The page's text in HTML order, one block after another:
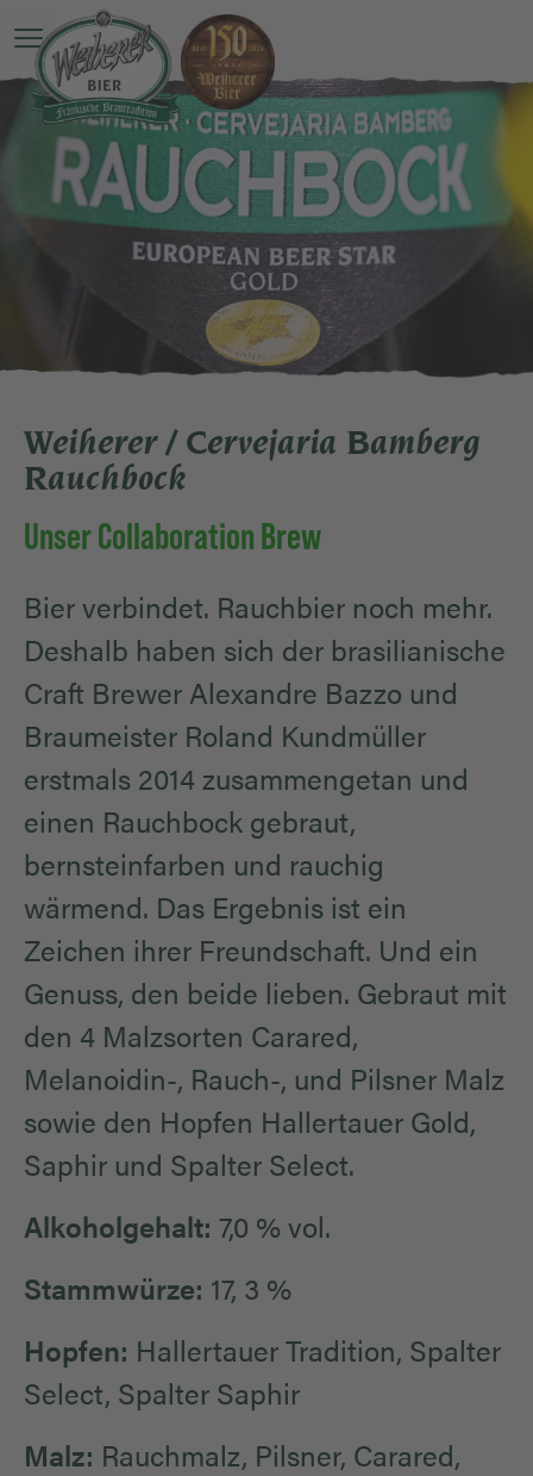
Hauptmenü öffnen
Weiherer / Cervejaria Bamberg
Rauchbock
Unser Collaboration Brew
Bier verbindet. Rauchbier noch mehr.
Deshalb haben sich der brasilianische
Craft Brewer Alexandre Bazzo und
Braumeister Roland Kundmüller
erstmals 2014 zusammengetan und
einen Rauchbock gebraut,
bernsteinfarben und rauchig
wärmend. Das Ergebnis ist ein
Zeichen ihrer Freundschaft. Und ein
Genuss, den beide lieben. Gebraut mit
den 4 Malzsorten Carared,
Melanoidin-, Rauch-, und Pilsner Malz
sowie den Hopfen Hallertauer Gold,
Saphir und Spalter Select.
Alkoholgehalt: 7,0 % vol.
Stammwürze: 17, 3 %
Hopfen: Hallertauer Tradition, Spalter
Select, Spalter Saphir
Malz: Rauchmalz, Pilsner, Carared,